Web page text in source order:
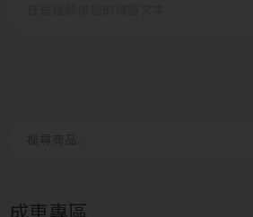
成車專區